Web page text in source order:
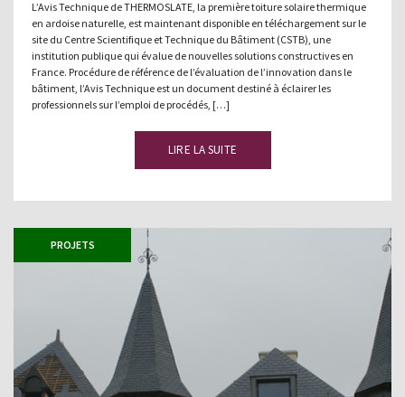
L’Avis Technique de THERMOSLATE, la première toiture solaire thermique
en ardoise naturelle, est maintenant disponible en téléchargement sur le
site du Centre Scientifique et Technique du Bâtiment (CSTB), une
institution publique qui évalue de nouvelles solutions constructives en
France. Procédure de référence de l’évaluation de l’innovation dans le
bâtiment, l’Avis Technique est un document destiné à éclairer les
professionnels sur l’emploi de procédés, […]
LIRE LA SUITE
PROJETS